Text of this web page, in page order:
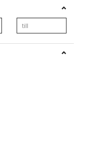
102
107
117
122